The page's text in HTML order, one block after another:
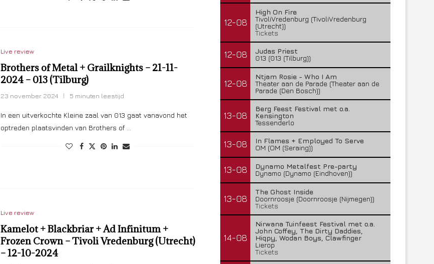
Live review
Brothers of Metal + Grailknights – 21-11-
2024 – 013 (Tilburg)
23 november 2024 5 minuten leestijd
In een uitverkochte Kleine zaal van 013 gaat vanavond het
optreden plaatsvinden van Brothers of …
Live review
Kamelot + Blackbriar + Ad Infinitum +
Frozen Crown – Tivoli Vredenburg (Utrecht)
– 12-10-2024
12-08
High On Fire
TivoliVredenburg (TivoliVredenburg
(Utrecht))
Tickets
12-08
Judas Priest
013 (013 (Tilburg))
12-08
Ntjam Rosie - Who I Am
Theater aan de Parade (Theater aan de
Parade (Den Bosch))
13-08
Berg Feest Festival met o.a.
Kensington
Tessenderlo
13-08
In Flames + Employed To Serve
OM (OM (Seraing))
13-08
Dynamo Metalfest Pre-party
Dynamo (Dynamo (Eindhoven))
13-08
The Ghost Inside
Doornroosje (Doornroosje (Nijmegen))
Tickets
14-08
Nirwana Tuinfeest Festival met o.a.
John Coffey, The Dirty Daddies,
Hiqpy, Wodan Boys, Clawfinger
Lierop
Tickets